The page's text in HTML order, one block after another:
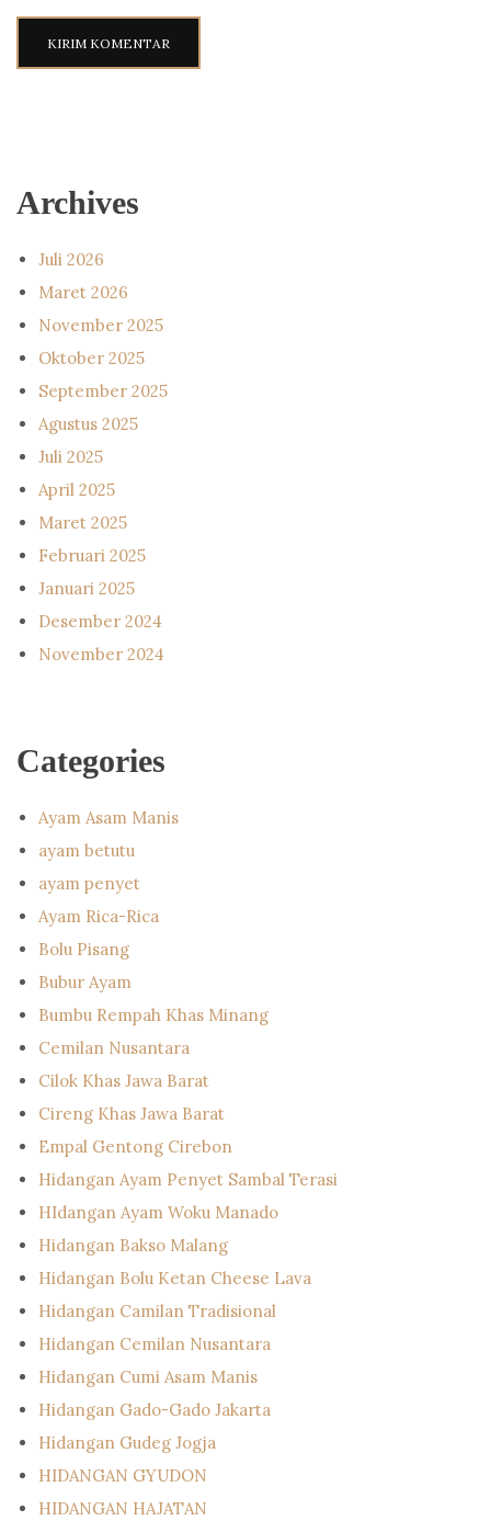
Archives
Juli 2026
Maret 2026
November 2025
Oktober 2025
September 2025
Agustus 2025
Juli 2025
April 2025
Maret 2025
Februari 2025
Januari 2025
Desember 2024
November 2024
Categories
Ayam Asam Manis
ayam betutu
ayam penyet
Ayam Rica-Rica
Bolu Pisang
Bubur Ayam
Bumbu Rempah Khas Minang
Cemilan Nusantara
Cilok Khas Jawa Barat
Cireng Khas Jawa Barat
Empal Gentong Cirebon
Hidangan Ayam Penyet Sambal Terasi
HIdangan Ayam Woku Manado
Hidangan Bakso Malang
Hidangan Bolu Ketan Cheese Lava
Hidangan Camilan Tradisional
Hidangan Cemilan Nusantara
Hidangan Cumi Asam Manis
Hidangan Gado-Gado Jakarta
Hidangan Gudeg Jogja
HIDANGAN GYUDON
HIDANGAN HAJATAN